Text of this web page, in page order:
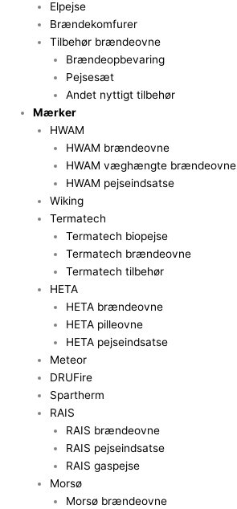
Elpejse
Brændekomfurer
Tilbehør brændeovne
Brændeopbevaring
Pejsesæt
Andet nyttigt tilbehør
Mærker
HWAM
HWAM brændeovne
HWAM væghængte brændeovne
HWAM pejseindsatse
Wiking
Termatech
Termatech biopejse
Termatech brændeovne
Termatech tilbehør
HETA
HETA brændeovne
HETA pilleovne
HETA pejseindsatse
Meteor
DRUFire
Spartherm
RAIS
RAIS brændeovne
RAIS pejseindsatse
RAIS gaspejse
Morsø
Morsø brændeovne